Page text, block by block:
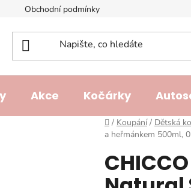
Obchodní podmínky
Akce Kočárky
Domů
/ Koupání / Dětská
a heřmánkem 500ml,